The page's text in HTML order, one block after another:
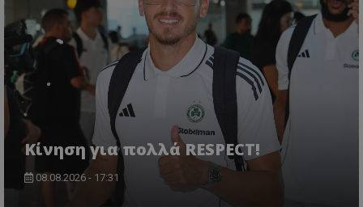
Κίνηση για πολλά RESPECT!
08.08.2026 - 17:31